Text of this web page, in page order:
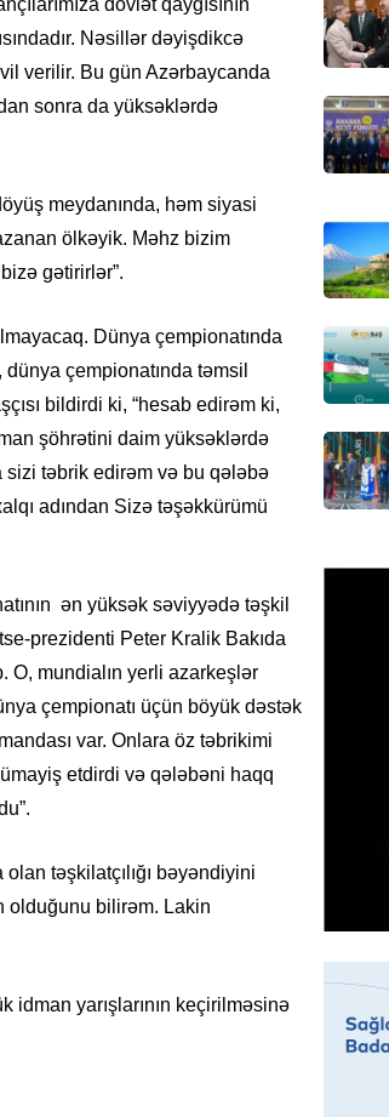
dövlət qayğısının
Nəsillər dəyişdikcə
verilir. Bu gün Azərbaycanda
sonra da yüksəklərdə
meydanında, həm siyasi
ölkəyik. Məhz bizim
gətirirlər”.
Dünya çempionatında
çempionatında təmsil
bildirdi ki, “hesab edirəm ki,
şöhrətini daim yüksəklərdə
sizi təbrik edirəm və bu qələbə
adından Sizə təşəkkürümü
ən yüksək səviyyədə təşkil
prezidenti Peter Kralik Bakıda
O, mundialın yerli azarkeşlər
çempionatı üçün böyük dəstək
var. Onlara öz təbrikimi
etdirdi və qələbəni haqq
təşkilatçılığı bəyəndiyini
olduğunu bilirəm. Lakin
yarışlarının keçirilməsinə
İki
ETDİ:
GÜNDƏM
REKLAM
HADISƏ
ilə